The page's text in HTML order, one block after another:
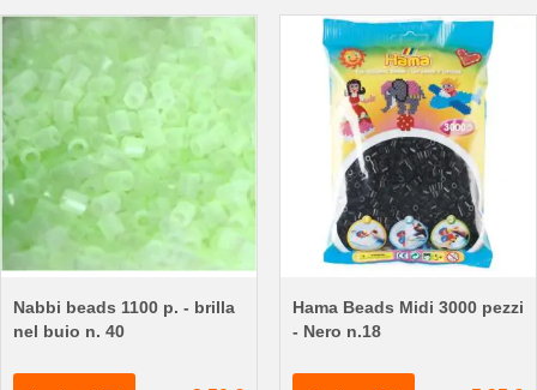
Nabbi beads 1100 p. - brilla
nel buio n. 40
Hama Beads Midi 3000 pezzi
- Nero n.18